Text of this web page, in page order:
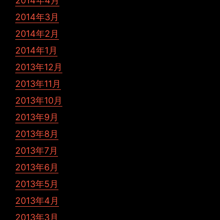
2014年3月
2014年2月
2014年1月
2013年12月
2013年11月
2013年10月
2013年9月
2013年8月
2013年7月
2013年6月
2013年5月
2013年4月
2013年3月